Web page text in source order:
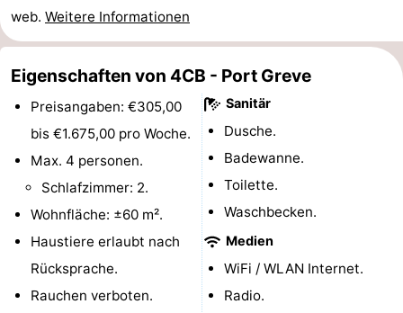
tun
Museen
-
Denkmäler
Kirchen
Mühlen
Aussichtspunkte
Attraktionen
Rundfahrten
-
web. Weitere Informationen
Eigenschaften von 4CB - Port Greve
Preisangaben: €305,00
bis €1.675,00 pro Woche.
Max. 4 personen.
Schlafzimmer: 2.
Wohnfläche: ±60 m².
Haustiere erlaubt nach
Rücksprache.
Rauchen verboten.
Sanitär
Dusche.
Badewanne.
Toilette.
Waschbecken.
Medien
WiFi / WLAN Internet.
Radio.